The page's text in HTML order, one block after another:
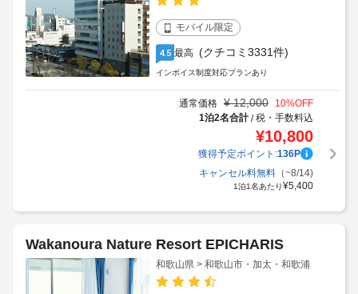
モバイル限定
4.5 最高 (クチコミ3331件)
インボイス制度対応プランあり
通常価格 ¥ 12,000 10%OFF
1泊2名合計/税・手数料込
¥10,800
獲得予定ポイント:136P
キャンセル料無料（~8/14)
1泊1名あたり¥5,400
Wakanoura Nature Resort EPICHARIS
和歌山県 > 和歌山市・加太・和歌浦